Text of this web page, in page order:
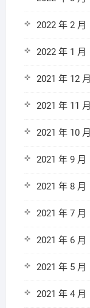
2022 年 2 月
2022 年 1 月
2021 年 12 月
2021 年 11 月
2021 年 10 月
2021 年 9 月
2021 年 8 月
2021 年 7 月
2021 年 6 月
2021 年 5 月
2021 年 4 月